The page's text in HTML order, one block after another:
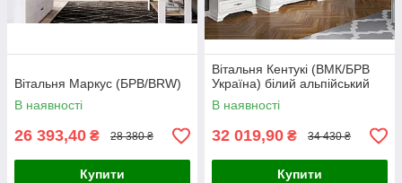
Вітальня Маркус (БРВ/BRW)
В наявності
26 393,40 ₴ 28 380 ₴
Купити
Вітальня Кентукі (ВМК/БРВ
Україна) білий альпійський
В наявності
32 019,90 ₴ 34 430 ₴
Купити